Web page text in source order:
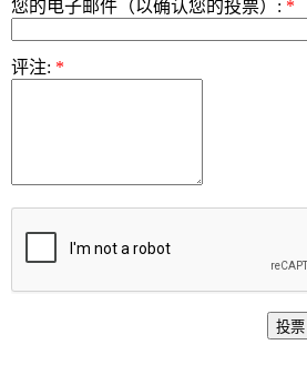
您的电子邮件（以确认您的投票） : *
评注: *